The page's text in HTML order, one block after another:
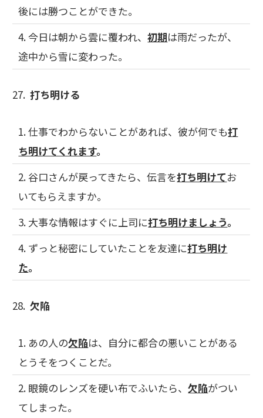
後には勝つことができた。
4. 今日は朝から雲に覆われ、初期は雨だったが、
途中から雪に変わった。
27.打ち明ける
1. 仕事でわからないことがあれば、彼が何でも打
ち明けてくれます。
2. 谷口さんが戻ってきたら、伝言を打ち明けてお
いてもらえますか。
3. 大事な情報はすぐに上司に打ち明けましょう。
4. ずっと秘密にしていたことを友達に打ち明け
た。
28.欠陥
1. あの人の欠陥は、自分に都合の悪いことがある
とうそをつくことだ。
2. 眼鏡のレンズを硬い布でふいたら、欠陥がつい
てしまった。